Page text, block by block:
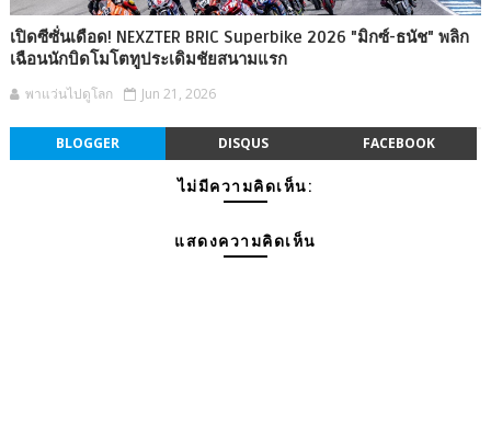
เปิดซีซั่นเดือด! NEXZTER BRIC Superbike 2026 "มิกซ์-ธนัช" พลิก
เฉือนนักบิดโมโตทูประเดิมชัยสนามแรก
พาแว่นไปดูโลก Jun 21, 2026
BLOGGER DISQUS FACEBOOK
ไม่มีความคิดเห็น:
แสดงความคิดเห็น